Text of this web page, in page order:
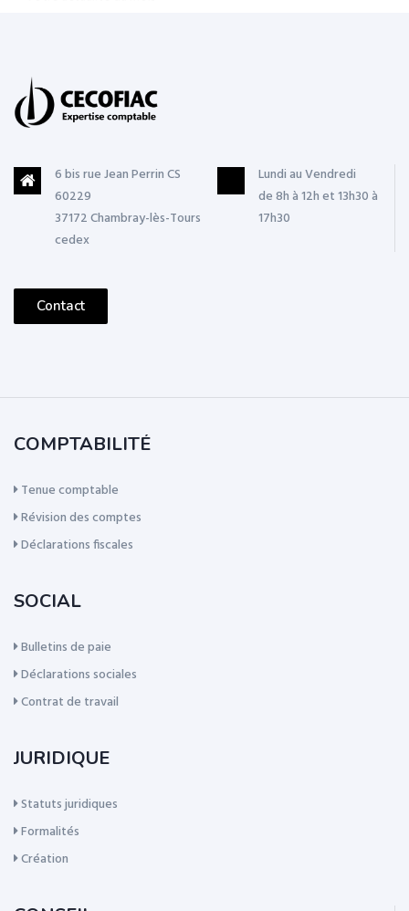
6 bis rue Jean Perrin CS
60229
37172 Chambray-lès-Tours
cedex
Lundi au Vendredi
de 8h à 12h et 13h30 à
17h30
Contact
COMPTABILITÉ
Tenue comptable
Révision des comptes
Déclarations fiscales
SOCIAL
Bulletins de paie
Déclarations sociales
Contrat de travail
JURIDIQUE
Statuts juridiques
Formalités
Création